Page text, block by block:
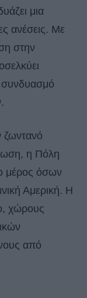
μια
ανέσεις. Με
στην
συνδυασμό
ζωντανό
η Πόλη
μέρος όσων
Αμερική. Η
χώρους
από